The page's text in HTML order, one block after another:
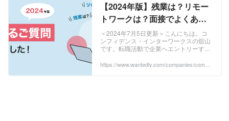
【2024年版】残業は？リモー
トワークは？面接でよくある
ご質問をまとめました！ | 入社
前に知っておきたいポイント
＜2024年7月5日更新＞こんにちは。コ
ンフィデンス・インターワークスの舘山
です。転職活動で企業へエントリーする
だろうと考えたり、スキルアップもした
https://www.wantedly.com/companies/compa